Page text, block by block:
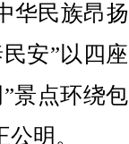
华民族昂
安”以四
景点环绕
明。